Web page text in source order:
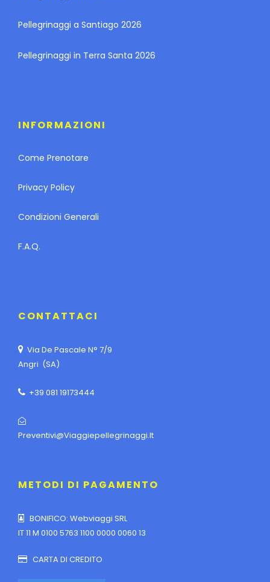
Pellegrinaggi a Santiago 2026
Pellegrinaggi in Terra Santa 2026
INFORMAZIONI
Come Prenotare
Privacy Policy
Condizioni Generali
F.A.Q.
CONTATTACI
Via De Pascale N° 7/9
Angri (SA)
+39 081 19173444
Preventivi@viaggiepellegrinaggi.it
METODI DI PAGAMENTO
BONIFICO: Webviaggi SRL
IT 11 M 0100 5763 1100 0000 0060 13
CARTA DI CREDITO